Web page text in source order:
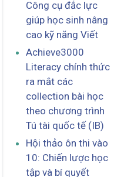
Công cụ đắc lực
giúp học sinh nâng
cao kỹ năng Viết
Achieve3000
Literacy chính thức
ra mắt các
collection bài học
theo chương trình
Tú tài quốc tế (IB)
Hội thảo ôn thi vào
10: Chiến lược học
tập và bí quyết